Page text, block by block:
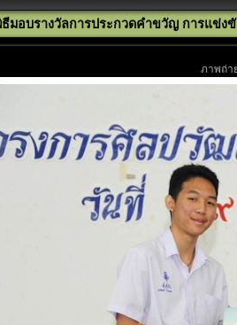
มอบรางวัลการประกวดคำขวัญ การแข่ง
ภาพถ่า